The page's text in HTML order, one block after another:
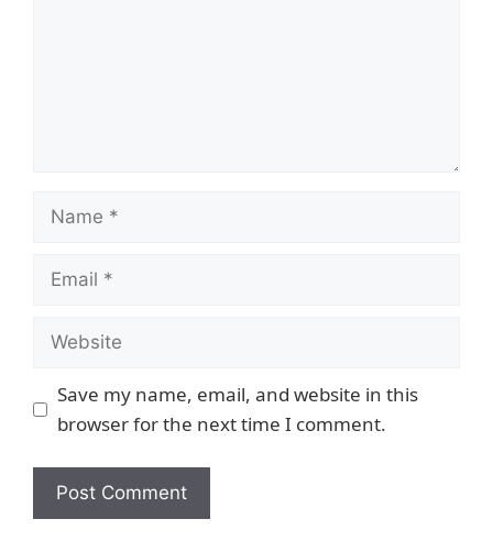
Save my name, email, and website in this
browser for the next time I comment.